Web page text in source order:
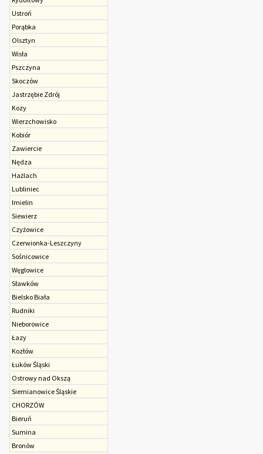
Ustroń
Porąbka
Olsztyn
Wisła
Pszczyna
Skoczów
Jastrzębie Zdrój
Kozy
Wierzchowisko
Kobiór
Zawiercie
Nędza
Hażlach
Lubliniec
Imielin
Siewierz
Czyżowice
Czerwionka-Leszczyny
Sośnicowice
Węglowice
Sławków
Bielsko Biała
Rudniki
Nieborowice
Łazy
Kozłów
Łuków Śląski
Ostrowy nad Okszą
Sie­mia­no­wice Śląskie
CHORZÓW
Bieruń
Sumina
Bronów